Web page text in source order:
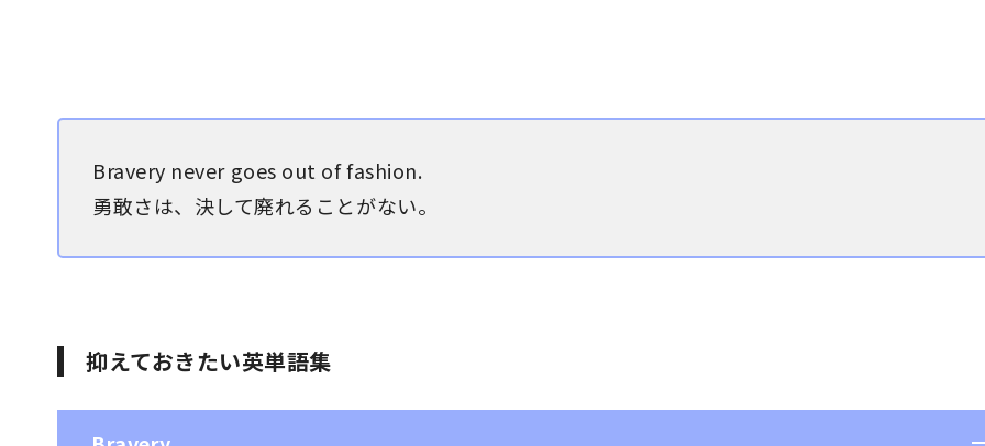
Bravery never goes out of fashion.
勇敢さは、決して廃れることがない。
抑えておきたい英単語集